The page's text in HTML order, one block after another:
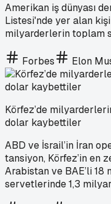
Amerikan iş dünyası
Listesi'nde yer alan kişi
milyarderlerin toplam
Forbes Elon
Körfez’de
dolar kaybettiler
ABD ve İsrail’in İran
tansiyon, Körfez’in en
Arabistan ve BAE’li
servetlerinde 1,3